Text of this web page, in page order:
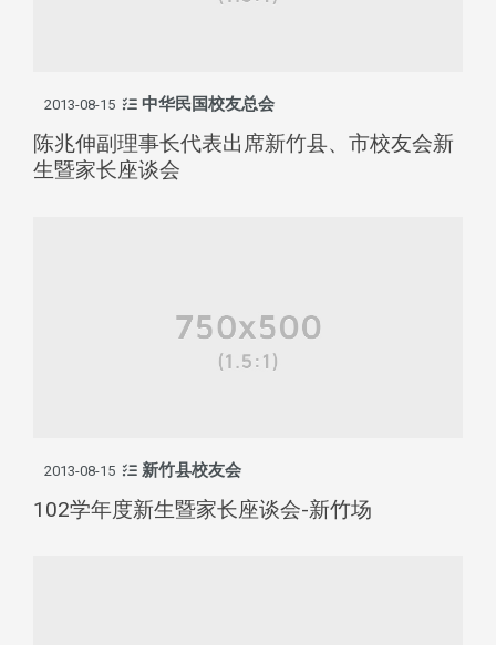
2013-08-15 中华民国校友总会
陈兆伸副理事长代表出席新竹县、市校友会新
生暨家长座谈会
2013-08-15 新竹县校友会
102学年度新生暨家长座谈会-新竹场